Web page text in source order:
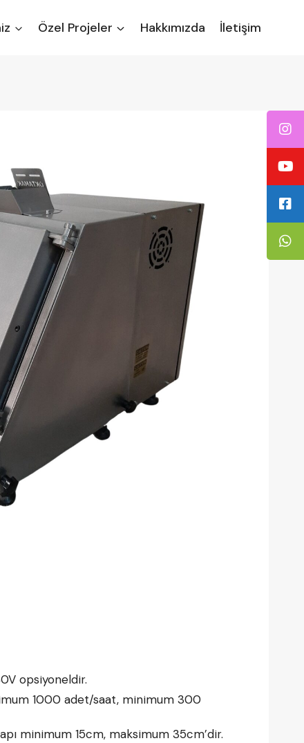
Özel Projeler Hakkımızda İletişim
opsiyoneldir.
1000 adet/saat, minimum 300
minimum 15cm, maksimum 35cm’dir.